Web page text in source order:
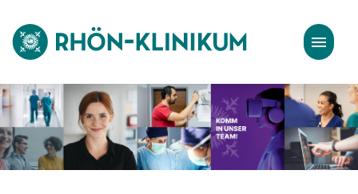
Stellenangebote
Bewerbungstipps